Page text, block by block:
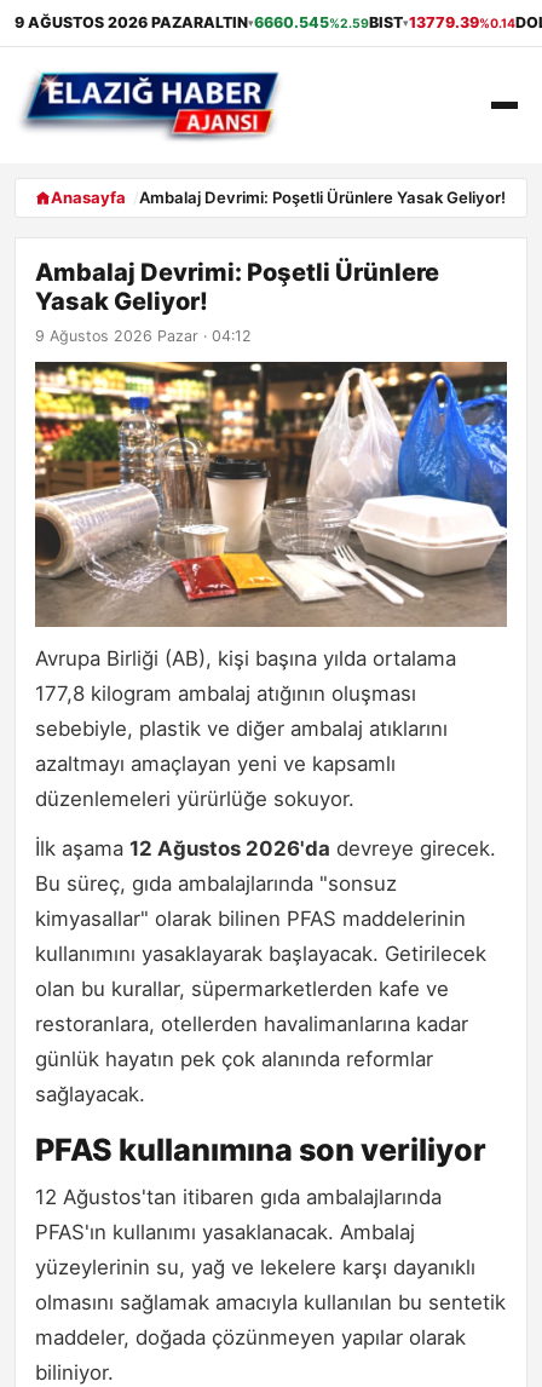
9 AĞUSTOS 2026 PAZARALTIN▾6660.545%2.59BIST▾13779.39%0.14
ANASAYFA
EKONOMI
SAĞLIK
ALIŞVERIŞ
Anasayfa Ambalaj Devrimi: Poşetli Ürünlere Yasak Geliyor!
Ambalaj Devrimi: Poşetli Ürünlere
Yasak Geliyor!
9 Ağustos 2026 Pazar · 04:12
Avrupa Birliği (AB), kişi başına yılda ortalama
177,8 kilogram ambalaj atığının oluşması
sebebiyle, plastik ve diğer ambalaj atıklarını
azaltmayı amaçlayan yeni ve kapsamlı
düzenlemeleri yürürlüğe sokuyor.
İlk aşama 12 Ağustos 2026'da devreye girecek.
Bu süreç, gıda ambalajlarında "sonsuz
kimyasallar" olarak bilinen PFAS maddelerinin
kullanımını yasaklayarak başlayacak. Getirilecek
olan bu kurallar, süpermarketlerden kafe ve
restoranlara, otellerden havalimanlarına kadar
günlük hayatın pek çok alanında reformlar
sağlayacak.
PFAS kullanımına son veriliyor
12 Ağustos'tan itibaren gıda ambalajlarında
PFAS'ın kullanımı yasaklanacak. Ambalaj
yüzeylerinin su, yağ ve lekelere karşı dayanıklı
olmasını sağlamak amacıyla kullanılan bu sentetik
maddeler, doğada çözünmeyen yapılar olarak
biliniyor.